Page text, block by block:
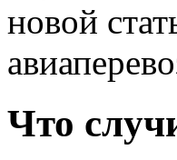
новой
Что